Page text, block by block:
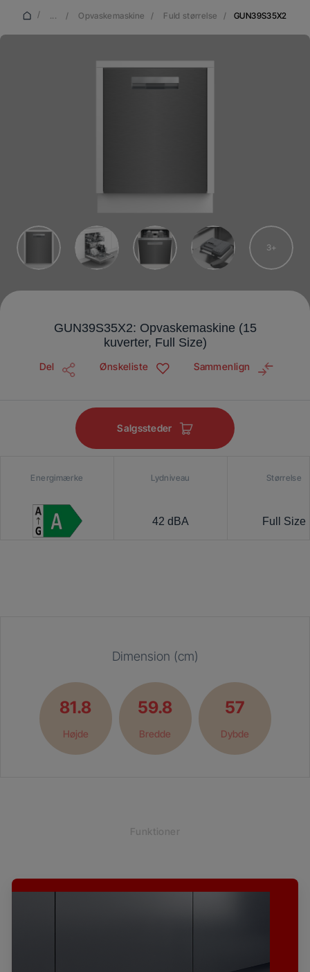
/ ... / Opvaskemaskine / Fuld størrelse / GUN39S35X2
3
GUN39S35X2: Opvaskemaskine (15
kuverter, Full Size)
Del Ønskeliste Sammenlign
Salgssteder
Energimærke Lydniveau
42 dBA
Størrelse
Full Size
Dimension (cm)
81.8
Højde
59.8
Bredde
57
Dybde
Funktioner